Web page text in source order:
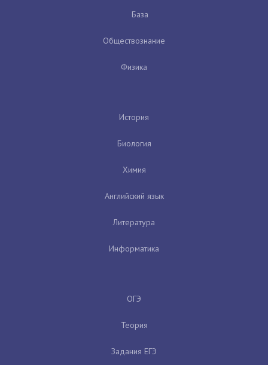
База
Обществознание
Физика
История
Биология
Химия
Английский язык
Литература
Информатика
ОГЭ
Теория
Задания ЕГЭ